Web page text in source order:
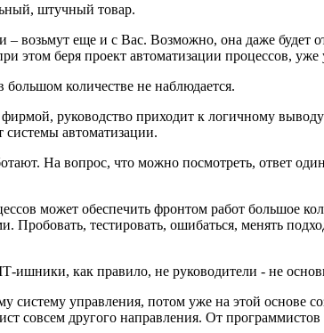
штучный товар.
возьмут еще и с Вас. Возможно, она даже будет
этом беря проект автоматизации процессов,
количестве не наблюдается.
руководство приходит к логичному
системы автоматизации.
На вопрос, что можно посмотреть, ответ один:
может обеспечить фронтом работ большое
тестировать, ошибаться, менять
ишники, как правило, не руководители - не
систему управления, потом уже на этой основе
совсем другого направления. От программистов